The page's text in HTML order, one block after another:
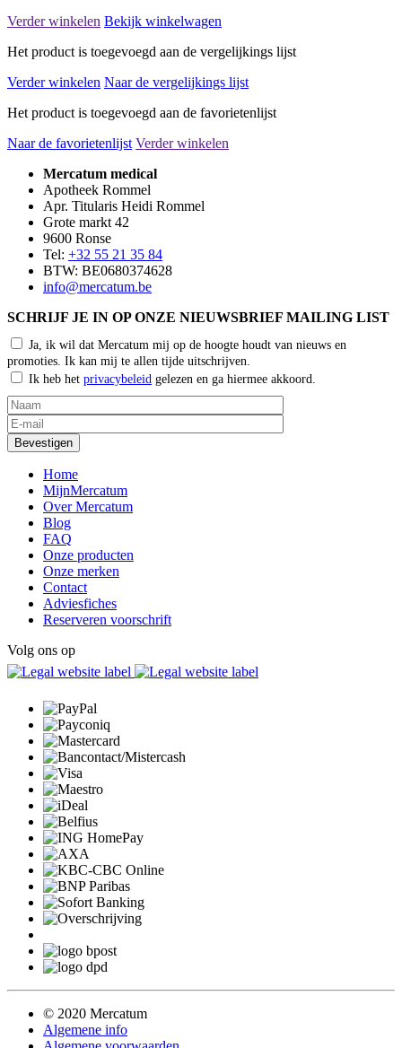
Verder winkelen Bekijk winkelwagen
Het product is toegevoegd aan de vergelijkings lijst
Verder winkelen Naar de vergelijkings lijst
Het product is toegevoegd aan de favorietenlijst
Naar de favorietenlijst Verder winkelen
Mercatum medical
Apotheek Rommel
Apr. Titularis Heidi Rommel
Grote markt 42
9600 Ronse
Tel: +32 55 21 35 84
BTW: BE0680374628
info@mercatum.be
SCHRIJF JE IN OP ONZE NIEUWSBRIEF MAILING LIST
Ja, ik wil dat Mercatum mij op de hoogte houdt van nieuws en
promoties. Ik kan mij te allen tijde uitschrijven.
Ik heb het privacybeleid gelezen en ga hiermee akkoord.
Home
MijnMercatum
Over Mercatum
Blog
FAQ
Onze producten
Onze merken
Contact
Adviesfiches
Reserveren voorschrift
Volg ons op
© 2020 Mercatum
Algemene info